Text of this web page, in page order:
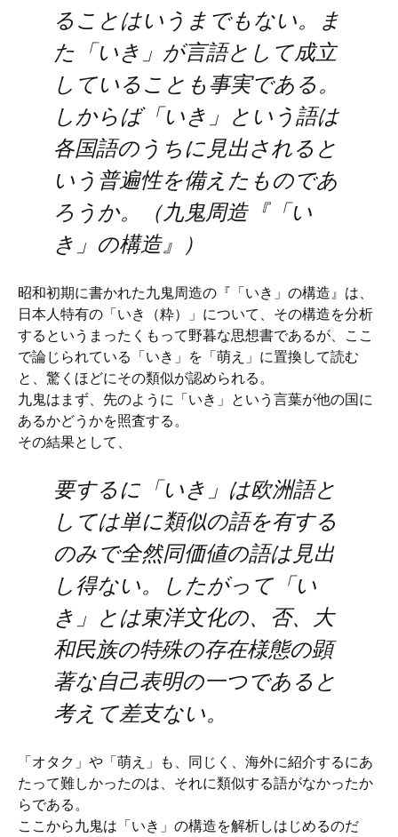
ることはいうまでもない。ま
た「いき」が言語として成立
していることも事実である。
しからば「いき」という語は
各国語のうちに見出されると
いう普遍性を備えたものであ
ろうか。（九鬼周造『「い
き」の構造』）
昭和初期に書かれた九鬼周造の『「いき」の構造』は、
日本人特有の「いき（粋）」について、その構造を分析
するというまったくもって野暮な思想書であるが、ここ
で論じられている「いき」を「萌え」に置換して読む
と、驚くほどにその類似が認められる。
九鬼はまず、先のように「いき」という言葉が他の国に
あるかどうかを照査する。
その結果として、
要するに「いき」は欧洲語と
しては単に類似の語を有する
のみで全然同価値の語は見出
し得ない。したがって「い
き」とは東洋文化の、否、大
和民族の特殊の存在様態の顕
著な自己表明の一つであると
考えて差支ない。
「オタク」や「萌え」も、同じく、海外に紹介するにあ
たって難しかったのは、それに類似する語がなかったか
らである。
ここから九鬼は「いき」の構造を解析しはじめるのだ